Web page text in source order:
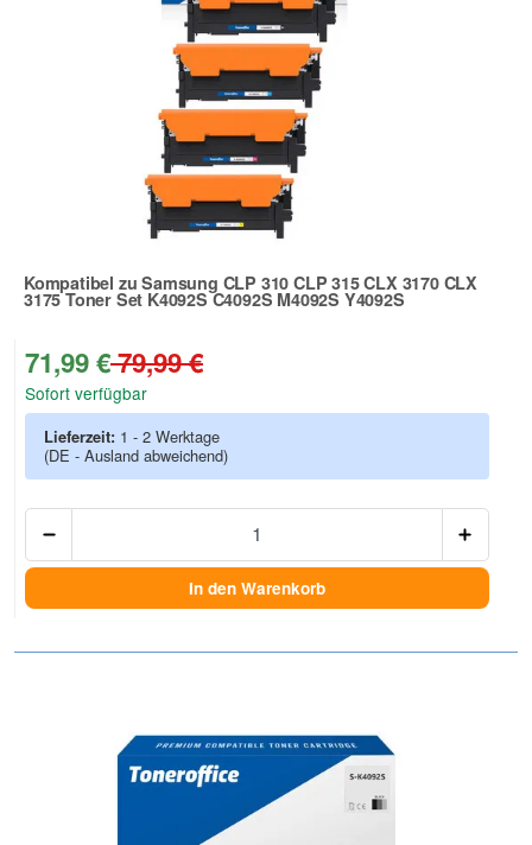
Kompatibel zu Samsung CLP 310 CLP 315 CLX 3170 CLX
3175 Toner Set K4092S C4092S M4092S Y4092S
Zur Artikelbewertung
71,99 €79,99 €
Sofort verfügbar
Lieferzeit: 1 - 2 Werktage
(DE - Ausland abweichend)
In den Warenkorb